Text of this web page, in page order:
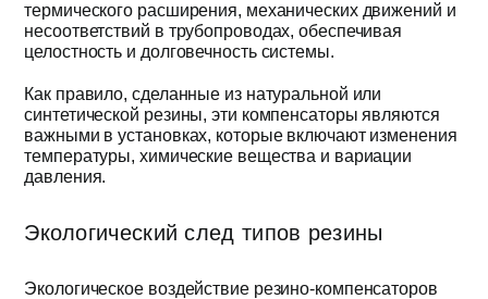
термического расширения, механических движений и
несоответствий в трубопроводах, обеспечивая
целостность и долговечность системы.
Как правило, сделанные из натуральной или
синтетической резины, эти компенсаторы являются
важными в установках, которые включают изменения
температуры, химические вещества и вариации
давления.
Экологический след типов резины
Экологическое воздействие резино-компенсаторов